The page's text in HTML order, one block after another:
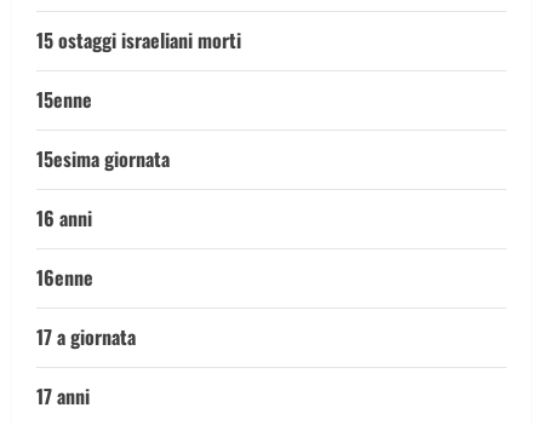
15 ostaggi israeliani morti
15enne
15esima giornata
16 anni
16enne
17 a giornata
17 anni